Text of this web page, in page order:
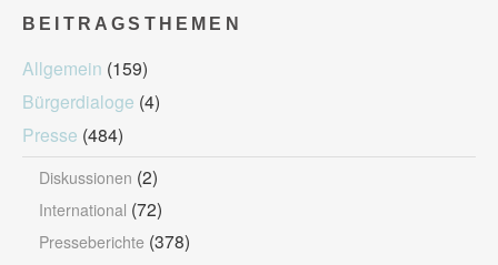
BEITRAGSTHEMEN
Allgemein (159)
Bürgerdialoge (4)
Presse (484)
Diskussionen (2)
International (72)
Presseberichte (378)